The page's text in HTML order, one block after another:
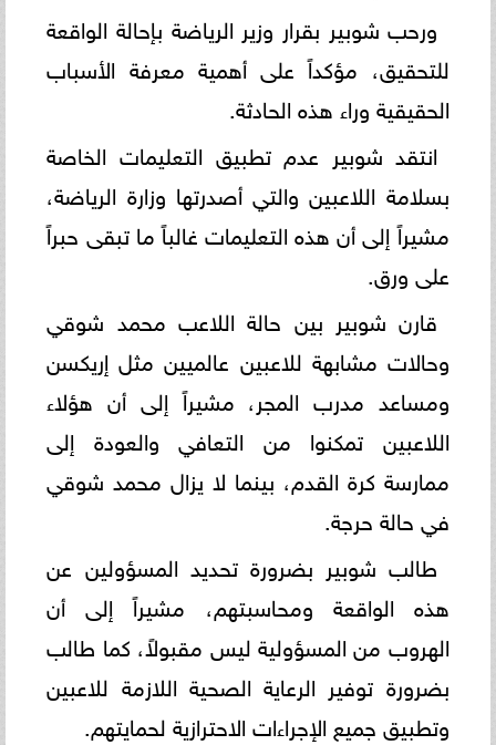
ورحب شوبير بقرار وزير الرياضة بإحالة الواقعة
للتحقيق، مؤكداً على أهمية معرفة الأسباب
الحقيقية وراء هذه الحادثة.
انتقد شوبير عدم تطبيق التعليمات الخاصة
بسلامة اللاعبين والتي أصدرتها وزارة الرياضة،
مشيراً إلى أن هذه التعليمات غالباً ما تبقى حبراً
على ورق.
قارن شوبير بين حالة اللاعب محمد شوقي
وحالات مشابهة للاعبين عالميين مثل إريكسن
ومساعد مدرب المجر، مشيراً إلى أن هؤلاء
اللاعبين تمكنوا من التعافي والعودة إلى
ممارسة كرة القدم، بينما لا يزال محمد شوقي
في حالة حرجة.
طالب شوبير بضرورة تحديد المسؤولين عن
هذه الواقعة ومحاسبتهم، مشيراً إلى أن
الهروب من المسؤولية ليس مقبولاً، كما طالب
بضرورة توفير الرعاية الصحية اللازمة للاعبين
وتطبيق جميع الإجراءات الاحترازية لحمايتهم.